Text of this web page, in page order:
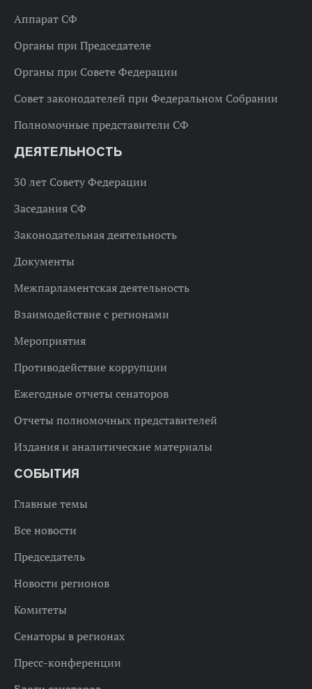
Аппарат СФ
Органы при Председателе
Органы при Совете Федерации
Совет законодателей при Федеральном Собрании
Полномочные представители СФ
ДЕЯТЕЛЬНОСТЬ
30 лет Совету Федерации
Заседания СФ
Законодательная деятельность
Документы
Межпарламентская деятельность
Взаимодействие с регионами
Мероприятия
Противодействие коррупции
Ежегодные отчеты сенаторов
Отчеты полномочных представителей
Издания и аналитические материалы
СОБЫТИЯ
Главные темы
Все новости
Председатель
Новости регионов
Комитеты
Сенаторы в регионах
Пресс-конференции